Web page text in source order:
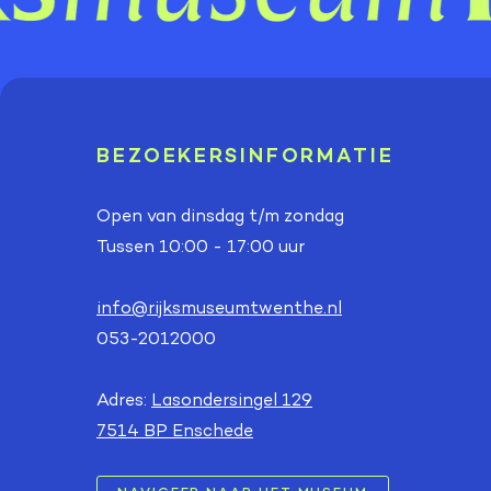
BEZOEKERSINFORMATIE
Open van dinsdag t/m zondag
Tussen 10:00 - 17:00 uur
info@rijksmuseumtwenthe.nl
053-2012000
Adres: Lasondersingel 129
7514 BP Enschede